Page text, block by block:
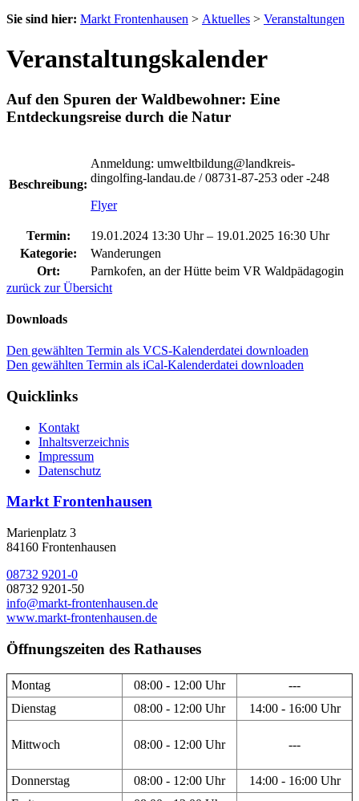
Sie sind hier: Markt Frontenhausen > Aktuelles > Veranstaltungen
Veranstaltungskalender
Auf den Spuren der Waldbewohner: Eine
Entdeckungsreise durch die Natur
Beschreibung:
Anmeldung: umweltbildung@landkreis-
dingolfing-landau.de / 08731-87-253 oder -248
Flyer
Termin: 19.01.2024 13:30 Uhr– 19.01.2025 16:30 Uhr
Kategorie:
Wanderungen
Ort:
Parnkofen, an der Hütte beim VR Waldpädagogin
zurück zur Übersicht
Downloads
Den gewählten Termin als VCS-Kalenderdatei downloaden
Den gewählten Termin als iCal-Kalenderdatei downloaden
Quicklinks
Kontakt
Inhaltsverzeichnis
Impressum
Datenschutz
Markt Frontenhausen
Marienplatz 3
84160 Frontenhausen
08732 9201-0
08732 9201-50
info@markt-frontenhausen.de
www.markt-frontenhausen.de
Öffnungszeiten des Rathauses
Montag 08:00 - 12:00 Uhr
---
Dienstag
08:00 - 12:00 Uhr 14:00 - 16:00 Uhr
Mittwoch 08:00 - 12:00 Uhr ---
Donnerstag 08:00 - 12:00 Uhr
14:00 - 16:00 Uhr